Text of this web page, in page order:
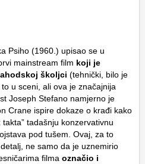
Psiho (1960.) upisao se u
mainstream film koji je
školjci (tehnički, bilo je
u sceni, ali ova je značajnija
Joseph Stefano namjerno je
Crane ispire dokaze o krađi kako
tadašnju konzervativnu
pod tušem. Ovaj, za to
ne samo da je uznemirio
filma označio i